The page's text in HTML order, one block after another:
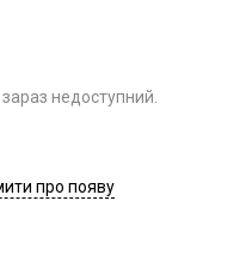
зараз недоступний.
про появу